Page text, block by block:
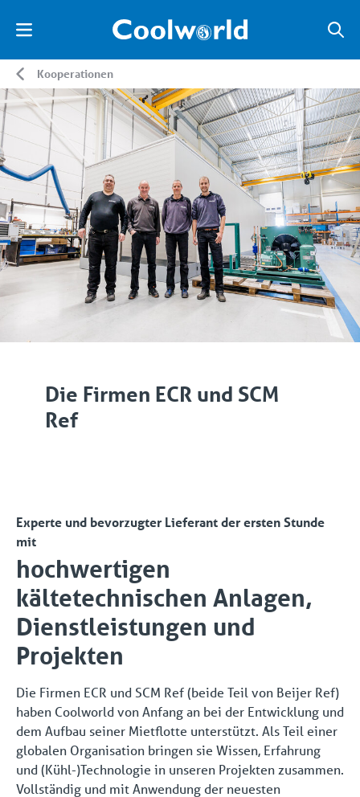
Kooperationen
Die Firmen ECR und SCM
Ref
Experte und bevorzugter Lieferant der ersten Stunde
mit
hochwertigen
kältetechnischen Anlagen,
Dienstleistungen und
Projekten
Die Firmen ECR und SCM Ref (beide Teil von Beijer Ref)
haben Coolworld von Anfang an bei der Entwicklung und
dem Aufbau seiner Mietflotte unterstützt. Als Teil einer
globalen Organisation bringen sie Wissen, Erfahrung
und (Kühl-)Technologie in unseren Projekten zusammen.
Vollständig und mit Anwendung der neuesten